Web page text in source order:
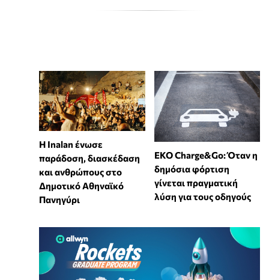
Η Inalan ένωσε
παράδοση, διασκέδαση
και ανθρώπους στο
Δημοτικό Αθηναϊκό
Πανηγύρι
EKO Charge&Go: Όταν η
δημόσια φόρτιση
γίνεται πραγματική
λύση για τους οδηγούς